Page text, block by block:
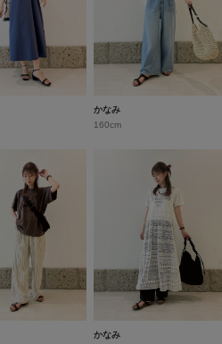
かなみ
160cm
かなみ